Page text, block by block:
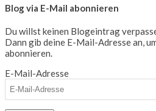
Blog via E-Mail abonnieren
Du willst keinen Blogeintrag
Dann gib deine E-Mail-Adresse an,
abonnieren.
E-Mail-Adresse